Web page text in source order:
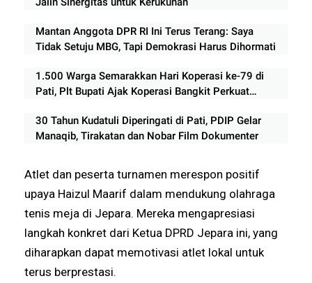
Mantan Anggota DPR RI Ini Terus Terang: Saya
Tidak Setuju MBG, Tapi Demokrasi Harus Dihormati
1.500 Warga Semarakkan Hari Koperasi ke-79 di
Pati, Plt Bupati Ajak Koperasi Bangkit Perkuat
30 Tahun Kudatuli Diperingati di Pati, PDIP Gelar
Manaqib, Tirakatan dan Nobar Film Dokumenter
Atlet dan peserta turnamen merespon positif
upaya Haizul Maarif dalam mendukung olahraga
tenis meja di Jepara. Mereka mengapresiasi
langkah konkret dari Ketua DPRD Jepara ini, yang
diharapkan dapat memotivasi atlet lokal untuk
terus berprestasi.